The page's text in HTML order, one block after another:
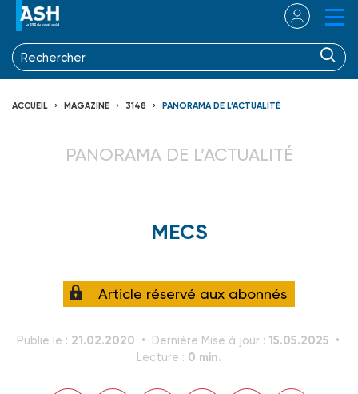
ACCUEIL MAGAZINE 3148 PANORAMA DE L’ACTUALITÉ
PANORAMA DE L’ACTUALITÉ
MECS
Article réservé aux abonnés
Publié le : 21.02.2020 Dernière Mise à jour : 15.05.2025
Lecture : 0 min.